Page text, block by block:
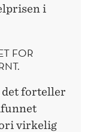
i
FOR
forteller
virkelig